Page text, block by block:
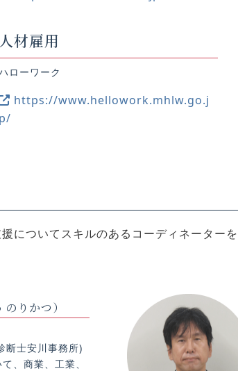
人材雇用
ローワーク
https://www.hellowork.mhlw.go.j
p/
についてスキルのあるコーディネーター
のりかつ）
断士安川事務所)
、商業、工業、